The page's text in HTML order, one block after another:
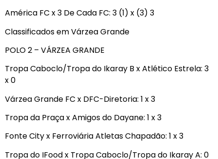
América FC x 3 De Cada FC: 3 (1) x (3) 3
Classificados em Várzea Grande
POLO 2 – VÁRZEA GRANDE
Tropa Caboclo/Tropa do Ikaray B x Atlético Estrela: 3
x 0
Várzea Grande FC x DFC-Diretoria: 1 x 3
Tropa da Praça x Amigos do Dayane: 1 x 3
Fonte City x Ferroviária Atletas Chapadão: 1 x 3
Tropa do IFood x Tropa Caboclo/Tropa do Ikaray A: 0